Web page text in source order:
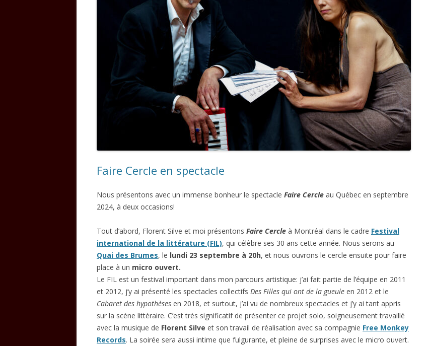
Faire Cercle en spectacle
Nous présentons avec un immense bonheur le spectacle Faire Cercle au Québec en septembre
2024, à deux occasions!
Tout d’abord, Florent Silve et moi présentons Faire Cercle à Montréal dans le cadre Festival
international de la littérature (FIL), qui célèbre ses 30 ans cette année. Nous serons au
Quai des Brumes, le lundi 23 septembre à 20h, et nous ouvrons le cercle ensuite pour faire
place à un micro ouvert.
Le FIL est un festival important dans mon parcours artistique: j’ai fait partie de l’équipe en 2011
et 2012, j’y ai présenté les spectacles collectifs Des Filles qui ont de la gueule en 2012 et le
Cabaret des hypothèses en 2018, et surtout, j’ai vu de nombreux spectacles et j’y ai tant appris
sur la scène littéraire. C’est très significatif de présenter ce projet solo, soigneusement travaillé
avec la musique de Florent Silve et son travail de réalisation avec sa compagnie Free Monkey
Records. La soirée sera aussi intime que fulgurante, et pleine de surprises avec le micro ouvert.